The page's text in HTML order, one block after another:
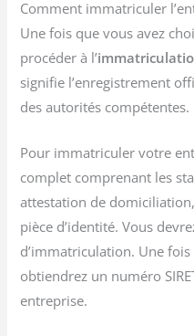
Comment immatriculer
Une fois que vous avez
procéder à l’
signifie l’enregistrement
des autorités compétentes.
Pour immatriculer votre
complet comprenant les
attestation de
pièce d’identité. Vous
d’immatriculation. Une
obtiendrez un numéro
entreprise.